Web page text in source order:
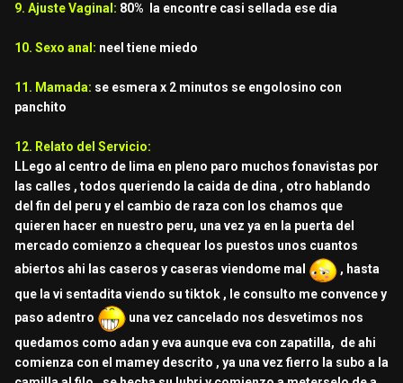
9. Ajuste Vaginal: 80% la encontre casi sellada ese dia
10. Sexo anal: neel tiene miedo
11. Mamada: se esmera x 2 minutos se engolosino con
panchito
12. Relato del Servicio:
LLego al centro de lima en pleno paro muchos fonavistas por
las calles , todos queriendo la caida de dina , otro hablando
del fin del peru y el cambio de raza con los chamos que
quieren hacer en nuestro peru, una vez ya en la puerta del
mercado comienzo a chequear los puestos unos cuantos
abiertos ahi las caseros y caseras viendome mal
, hasta
que la vi sentadita viendo su tiktok , le consulto me convence y
paso adentro
una vez cancelado nos desvetimos nos
quedamos como adan y eva aunque eva con zapatilla, de ahi
comienza con el mamey descrito , ya una vez fierro la subo a la